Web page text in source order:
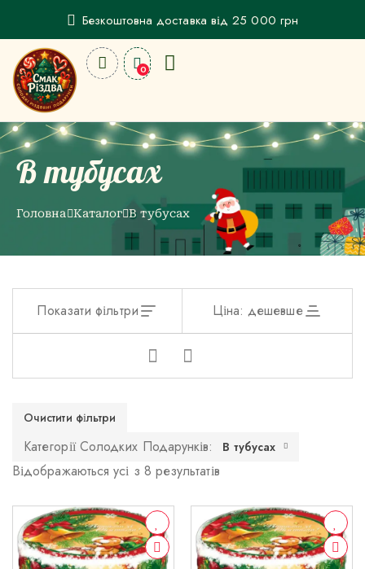
Безкоштовна доставка від 25 000 грн
0
В тубусах
Головна Каталог В тубусах
Показати фільтри Ціна: дешевше
Очистити фільтри
Категорії Солодких Подарунків: В тубусах
Відображаються усі з 8 результатів